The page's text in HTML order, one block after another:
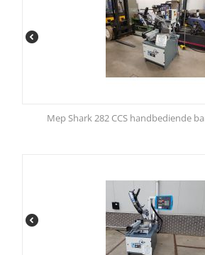
Mep Shark 282 CCS handbediende